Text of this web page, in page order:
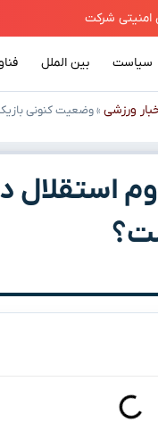
سیاست بین الملل
ورزشی »وضعیت کنونی
استقلال